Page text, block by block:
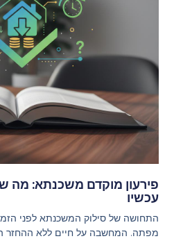
פירעון מוקדם משכנתא: מה
עכשיו
התחושה של סילוק המשכנתא לפני
מפתה. המחשבה על חיים ללא ההחזר